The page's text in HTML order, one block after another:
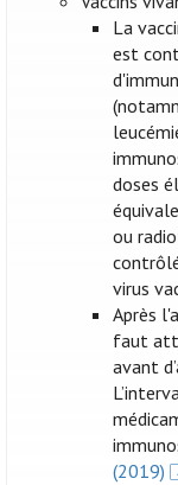
La
est
doses
ou
virus
Après
faut
avant
(2019)